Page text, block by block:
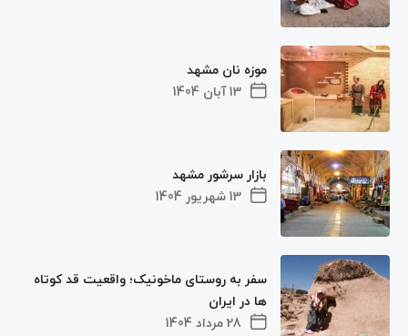
13 آبان 1404
موزه نان مشهد
13 شهریور 1404
بازار سرشور مشهد
28 مرداد 1404
سفر به روستای ماخونیک؛ واقعیت قد کوتاه‌
ها در ایران